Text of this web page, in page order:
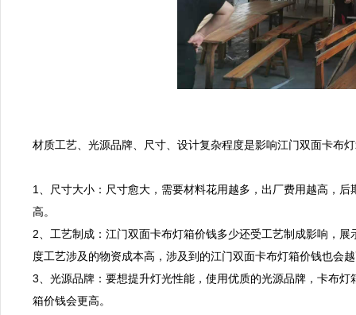
材质工艺、光源品牌、尺寸、设计复杂程度是影响江门双面卡布
1、尺寸大小：尺寸愈大，需要材料花用越多，出厂费用越高，
高。
2、工艺制成：江门双面卡布灯箱价钱多少还受工艺制成影响，
度工艺涉及的物资成本高，涉及到的江门双面卡布灯箱价钱也会
3、光源品牌：要想提升灯光性能，使用优质的光源品牌，卡布
箱价钱会更高。